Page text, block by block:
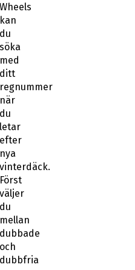
Wheels
kan
du
söka
med
ditt
regnummer
när
du
letar
efter
nya
vinterdäck.
Först
väljer
du
mellan
dubbade
och
dubbfria